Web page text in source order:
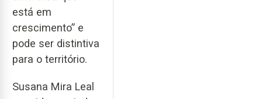
está em
crescimento” e
pode ser distintiva
para o território.
Susana Mira Leal